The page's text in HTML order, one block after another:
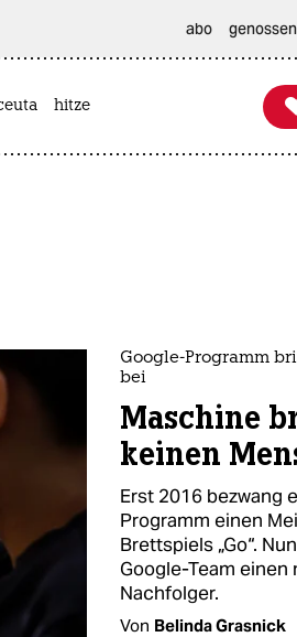
abo
hitze
Google-Programm
bei
Maschine
keinen
Erst 2016 bezwang
Programm einen
Brettspiels „Go“.
Google-Team
Nachfolger.
Von Belinda Grasnick